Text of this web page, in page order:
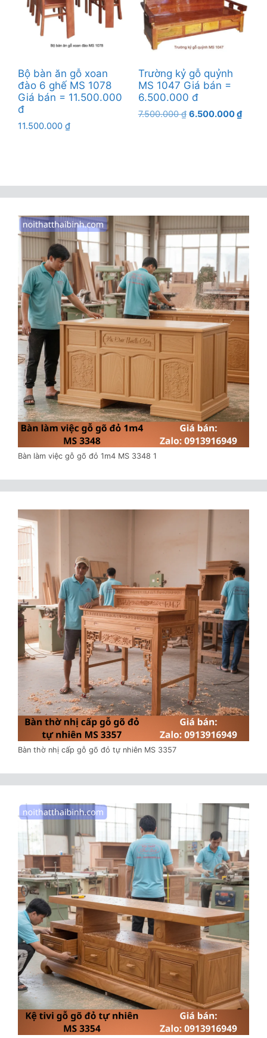
Bộ bàn ăn gỗ xoan
đào 6 ghế MS 1078
Giá bán = 11.500.000
đ
11.500.000 ₫
Trường kỷ gỗ quỷnh
MS 1047 Giá bán =
6.500.000 đ
7.500.000₫ Giá
6.500.000₫Giá
Bàn làm việc gỗ gõ đỏ 1m4 MS 3348 1
Bàn thờ nhị cấp gỗ gõ đỏ tự nhiên MS 3357